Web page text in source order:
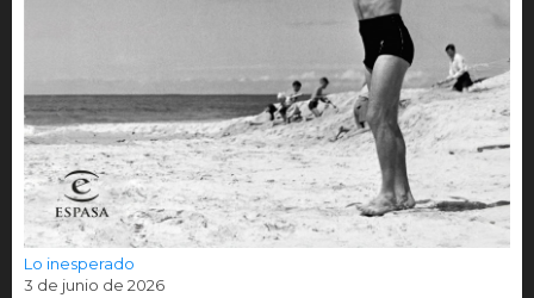
Lo inesperado
3 de junio de 2026